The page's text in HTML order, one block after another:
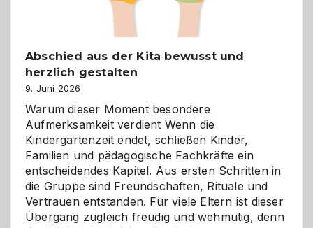
Abschied aus der Kita bewusst und
herzlich gestalten
9. Juni 2026
Warum dieser Moment besondere
Aufmerksamkeit verdient Wenn die
Kindergartenzeit endet, schließen Kinder,
Familien und pädagogische Fachkräfte ein
entscheidendes Kapitel. Aus ersten Schritten in
die Gruppe sind Freundschaften, Rituale und
Vertrauen entstanden. Für viele Eltern ist dieser
Übergang zugleich freudig und wehmütig, denn